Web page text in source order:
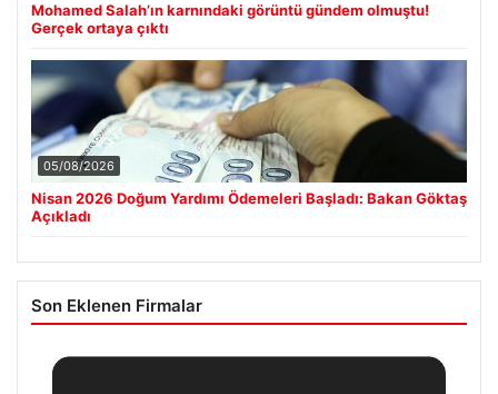
Mohamed Salah’ın karnındaki görüntü gündem olmuştu!
Gerçek ortaya çıktı
05/08/2026
Nisan 2026 Doğum Yardımı Ödemeleri Başladı: Bakan Göktaş
Açıkladı
Son Eklenen Firmalar